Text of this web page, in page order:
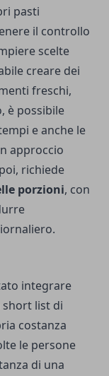
pasti
il controllo
scelte
creare dei
freschi,
è possibile
e anche le
approccio
richiede
porzioni, con
integrare
short list di
costanza
le persone
di una